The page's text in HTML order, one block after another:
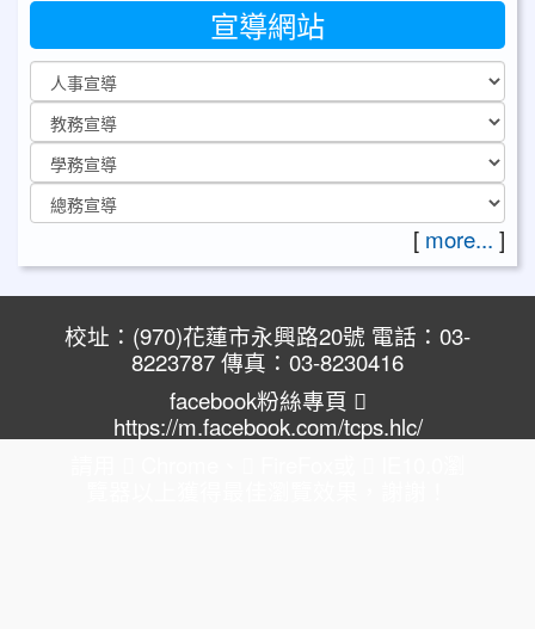
宣導網站
[ more... ]
校址：(970)花蓮市永興路20號 電話：03-
8223787 傳真：03-8230416
facebook粉絲專頁
https://m.facebook.com/tcps.hlc/